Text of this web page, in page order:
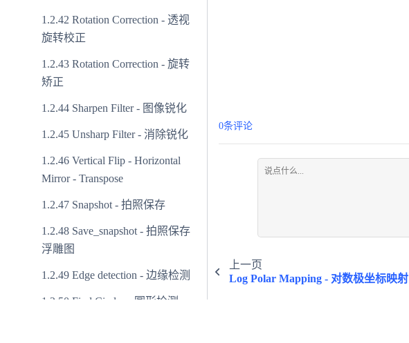
Rotation Correction - 透视
旋转校正
Rotation Correction - 旋转
矫正
Sharpen Filter - 图像锐化
Unsharp Filter - 消除锐化
Vertical Flip - Horizontal
Mirror - Transpose
Snapshot - 拍照保存
Save_snapshot - 拍照保存
浮雕图
Edge detection - 边缘检测
Find Circles - 圆形检测
0条评论
上一页
Log Polar Mapping - 对数极坐标映射